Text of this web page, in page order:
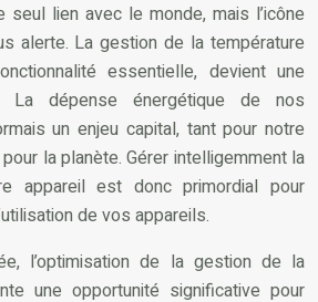
lien avec le monde, mais l’icône
alerte. La gestion de la température
essentielle, devient une
La dépense énergétique de nos
un enjeu capital, tant pour notre
la planète. Gérer intelligemment la
appareil est donc primordial pour
de vos appareils.
l’optimisation de la gestion de la
une opportunité significative pour